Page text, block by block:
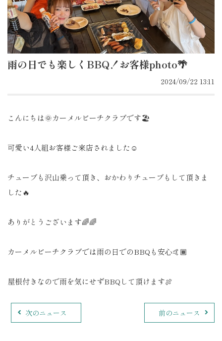
雨の日でも楽しくBBQ！お客様photo🌴
2024/09/22 13:11
こんにちは🌞カーメルビーチクラブです🏖️
可愛い4人組お客様ご来店されました☺️
チューブも沢山乗って頂き、おかわりチューブもして頂きま
した🔥
ありがとうございます🌈🌈
カーメルビーチクラブでは雨の日でのBBQも安心🤙🏾
屋根付きなので雨を気にせずBBQして頂けます🍖
次のニュース 前のニュース